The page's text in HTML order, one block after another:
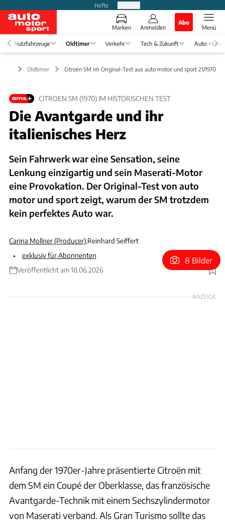
Hefte
Marken Anmelden
Abo
Menü
Nutzfahrzeuge Oldtimer Verkehr Tech & Zukunft Auto-
Oldtimer Citroën SM im Original-Test aus auto motor und sport 21/1970
CITROEN SM (1970) IM HISTORISCHEN TEST
Die Avantgarde und ihr
italienisches Herz
Sein Fahrwerk war eine Sensation, seine
Lenkung einzigartig und sein Maserati-Motor
eine Provokation. Der Original-Test von auto
motor und sport zeigt, warum der SM trotzdem
kein perfektes Auto war.
Carina Mollner (Producer),Reinhard Seiffert
exklusiv für Abonnenten
Veröffentlicht am 18.06.2026
Foto: Julius Weitmann
8 Bilder
ANZEIGE
Anfang der 1970er-Jahre präsentierte Citroën mit
dem SM ein Coupé der Oberklasse, das französische
Avantgarde-Technik mit einem Sechszylindermotor
von Maserati verband. Als Gran Turismo sollte das